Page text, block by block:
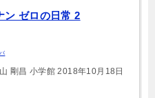
ン ゼロの日常 2
剛昌 小学館 2018年10月18日